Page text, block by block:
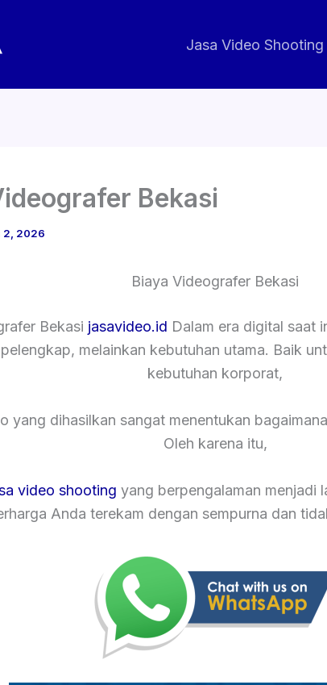
Jasa Video Shooting
Bekasi
2, 2026
Biaya Videografer Bekasi
Bekasi jasavideo.id Dalam era digital saat
melainkan kebutuhan utama. Baik
kebutuhan korporat,
yang dihasilkan sangat menentukan
Oleh karena itu,
video shooting yang berpengalaman menjadi
Anda terekam dengan sempurna dan